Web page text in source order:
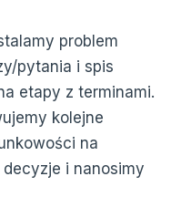
problem
pytania i spis
etapy z terminami.
kolejne
na
i nanosimy